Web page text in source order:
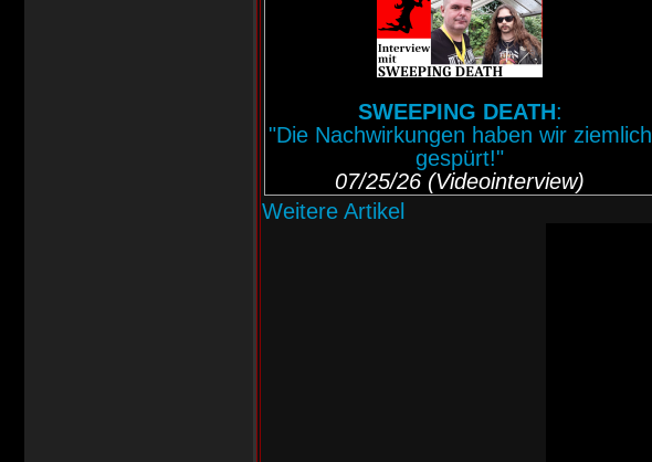
SWEEPING DEATH:
"Die Nachwirkungen haben wir ziemlich
gespürt!"
07/25/26 (Videointerview)
Weitere Artikel